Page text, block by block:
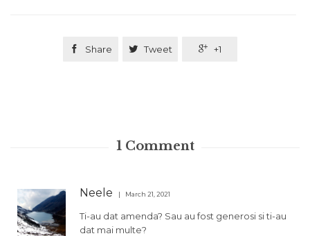
 Share  Tweet  +1
1 Comment
Neele March 21, 2021
Ti-au dat amenda? Sau au fost generosi si ti-au
dat mai multe?